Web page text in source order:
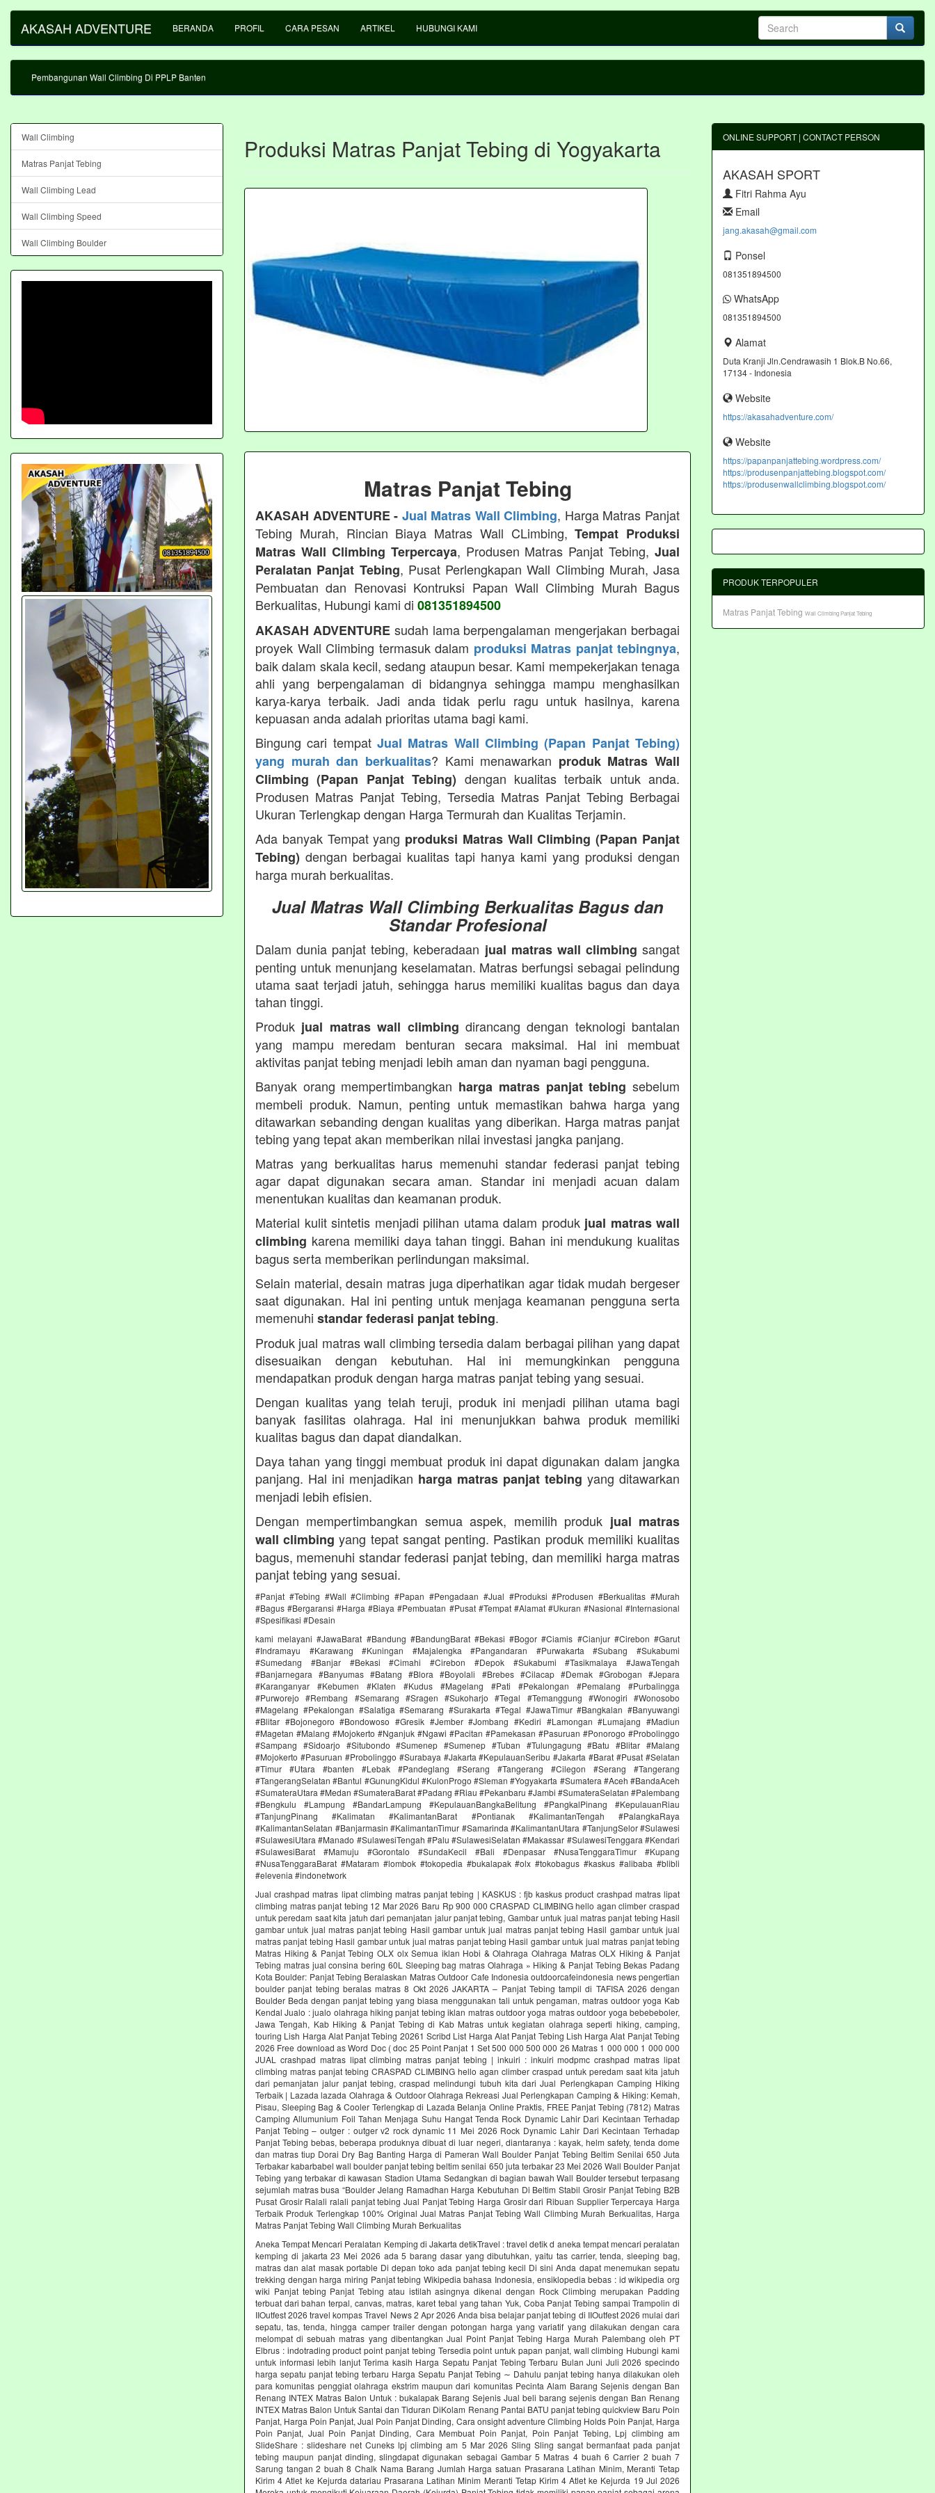
AKASAH ADVENTURE BERANDA PROFIL CARA PESAN ARTIKEL HUBUNGI KAMI
Pembangunan Wall Climbing Di PPLP Banten
Produksi Matras Panjat Tebing di Yogyakarta
Matras Panjat Tebing
AKASAH ADVENTURE - Jual Matras Wall Climbing, Harga Matras Panjat
Tebing Murah, Rincian Biaya Matras Wall CLimbing,Tempat Produksi
Matras Wall Climbing Terpercaya, Produsen Matras Panjat Tebing, Jual
Peralatan Panjat Tebing, Pusat Perlengkapan Wall Climbing Murah, Jasa
Pembuatan dan Renovasi Kontruksi Papan Wall Climbing Murah Bagus
Berkualitas, Hubungi kami di 081351894500
AKASAH ADVENTUREsudah lama berpengalaman mengerjakan berbagai
proyek Wall Climbing termasuk dalam produksi Matras panjat tebingnya,
baik dalam skala kecil, sedang ataupun besar. Kami mempekerjakan tenaga
ahli yang berpengalaman di bidangnya sehingga mampu menghasilkan
karya-karya terbaik. Jadi anda tidak perlu ragu untuk hasilnya, karena
kepuasan anda adalah prioritas utama bagi kami.
Bingung cari tempat Jual Matras Wall Climbing (Papan Panjat Tebing)
yang murah dan berkualitas? Kami menawarkan produk Matras Wall
Climbing (Papan Panjat Tebing) dengan kualitas terbaik untuk anda.
Produsen Matras Panjat Tebing, Tersedia Matras Panjat Tebing Berbagai
Ukuran Terlengkap dengan Harga Termurah dan Kualitas Terjamin.
Ada banyak Tempat yang produksi Matras Wall Climbing (Papan Panjat
Tebing) dengan berbagai kualitas tapi hanya kami yang produksi dengan
harga murah berkualitas.
Jual Matras Wall Climbing Berkualitas Bagus dan
Standar Profesional
Dalam dunia panjat tebing, keberadaan jual matras wall climbing sangat
penting untuk menunjang keselamatan. Matras berfungsi sebagai pelindung
utama saat terjadi jatuh, sehingga harus memiliki kualitas bagus dan daya
tahan tinggi.
Produk jual matras wall climbing dirancang dengan teknologi bantalan
yang mampu meredam benturan secara maksimal. Hal ini membuat
aktivitas panjat tebing menjadi lebih aman dan nyaman bagi pengguna.
Banyak orang mempertimbangkan harga matras panjat tebing sebelum
membeli produk. Namun, penting untuk memastikan bahwa harga yang
ditawarkan sebanding dengan kualitas yang diberikan. Harga matras panjat
tebing yang tepat akan memberikan nilai investasi jangka panjang.
Matras yang berkualitas harus memenuhi standar federasi panjat tebing
agar dapat digunakan secara aman. Standar ini menjadi acuan dalam
menentukan kualitas dan keamanan produk.
Material kulit sintetis menjadi pilihan utama dalam produk jual matras wall
climbing karena memiliki daya tahan tinggi. Bahan ini mendukung kualitas
bagus serta memberikan perlindungan maksimal.
Selain material, desain matras juga diperhatikan agar tidak mudah bergeser
saat digunakan. Hal ini penting untuk menjaga keamanan pengguna serta
memenuhi standar federasi panjat tebing.
Produk jual matras wall climbing tersedia dalam berbagai pilihan yang dapat
disesuaikan dengan kebutuhan. Hal ini memungkinkan pengguna
mendapatkan produk dengan harga matras panjat tebing yang sesuai.
Dengan kualitas yang telah teruji, produk ini menjadi pilihan utama bagi
banyak fasilitas olahraga. Hal ini menunjukkan bahwa produk memiliki
kualitas bagus dan dapat diandalkan.
Daya tahan yang tinggi membuat produk ini dapat digunakan dalam jangka
panjang. Hal ini menjadikan harga matras panjat tebing yang ditawarkan
menjadi lebih efisien.
Dengan mempertimbangkan semua aspek, memilih produk jual matras
wall climbing yang tepat sangat penting. Pastikan produk memiliki kualitas
bagus, memenuhi standar federasi panjat tebing, dan memiliki harga matras
panjat tebing yang sesuai.
#Panjat #Tebing #Wall #Climbing #Papan #Pengadaan #Jual #Produksi #Produsen #Berkualitas #Murah
#Bagus #Bergaransi #Harga #Biaya #Pembuatan #Pusat #Tempat #Alamat #Ukuran #Nasional #Internasional
#Spesifikasi #Desain
kami melayani #JawaBarat #Bandung #BandungBarat #Bekasi #Bogor #Ciamis #Cianjur #Cirebon #Garut
#Indramayu #Karawang #Kuningan #Majalengka #Pangandaran #Purwakarta #Subang #Sukabumi
#Sumedang #Banjar #Bekasi #Cimahi #Cirebon #Depok #Sukabumi #Tasikmalaya #JawaTengah
#Banjarnegara #Banyumas #Batang #Blora #Boyolali #Brebes #Cilacap #Demak #Grobogan #Jepara
#Karanganyar #Kebumen #Klaten #Kudus #Magelang #Pati #Pekalongan #Pemalang #Purbalingga
#Purworejo #Rembang #Semarang #Sragen #Sukoharjo #Tegal #Temanggung #Wonogiri #Wonosobo
#Magelang #Pekalongan #Salatiga #Semarang #Surakarta #Tegal #JawaTimur #Bangkalan #Banyuwangi
#Blitar #Bojonegoro #Bondowoso #Gresik #Jember #Jombang #Kediri #Lamongan #Lumajang #Madiun
#Magetan #Malang #Mojokerto #Nganjuk #Ngawi #Pacitan #Pamekasan #Pasuruan #Ponorogo #Probolinggo
#Sampang #Sidoarjo #Situbondo #Sumenep #Sumenep #Tuban #Tulungagung #Batu #Blitar #Malang
#Mojokerto #Pasuruan #Probolinggo #Surabaya #Jakarta #KepulauanSeribu #Jakarta #Barat #Pusat #Selatan
#Timur #Utara #banten #Lebak #Pandeglang #Serang #Tangerang #Cilegon #Serang #Tangerang
#TangerangSelatan #Bantul #GunungKidul #KulonProgo #Sleman #Yogyakarta #Sumatera #Aceh #BandaAceh
#SumateraUtara #Medan #SumateraBarat #Padang #Riau #Pekanbaru #Jambi #SumateraSelatan #Palembang
#Bengkulu #Lampung #BandarLampung #KepulauanBangkaBelitung #PangkalPinang #KepulauanRiau
#TanjungPinang #Kalimatan #KalimantanBarat #Pontianak #KalimantanTengah #PalangkaRaya
#KalimantanSelatan #Banjarmasin #KalimantanTimur #Samarinda #KalimantanUtara #TanjungSelor #Sulawesi
#SulawesiUtara #Manado #SulawesiTengah #Palu #SulawesiSelatan #Makassar #SulawesiTenggara #Kendari
#SulawesiBarat #Mamuju #Gorontalo #SundaKecil #Bali #Denpasar #NusaTenggaraTimur #Kupang
#NusaTenggaraBarat #Mataram #lombok #tokopedia #bukalapak #olx #tokobagus #kaskus #alibaba #blibli
#elevenia #indonetwork
Jual crashpad matras lipat climbing matras panjat tebing | KASKUS : fjb kaskus product crashpad matras lipat
climbing matras panjat tebing 12 Mar 2026 Baru Rp 900 000 CRASPAD CLIMBING hello agan climber craspad
untuk peredam saat kita jatuh dari pemanjatan jalur panjat tebing, Gambar untuk jual matras panjat tebing Hasil
gambar untuk jual matras panjat tebing Hasil gambar untuk jual matras panjat tebing Hasil gambar untuk jual
matras panjat tebing Hasil gambar untuk jual matras panjat tebing Hasil gambar untuk jual matras panjat tebing
Matras Hiking & Panjat Tebing OLX olx Semua iklan Hobi & Olahraga Olahraga Matras OLX Hiking & Panjat
Tebing matras jual consina bering 60L Sleeping bag matras Olahraga » Hiking & Panjat Tebing Bekas Padang
Kota Boulder: Panjat Tebing Beralaskan Matras Outdoor Cafe Indonesia outdoorcafeindonesia news pengertian
boulder panjat tebing beralas matras 8 Okt 2026 JAKARTA – Panjat Tebing tampil di TAFISA 2026 dengan
Boulder Beda dengan panjat tebing yang biasa menggunakan tali untuk pengaman, matras outdoor yoga Kab
Kendal Jualo : jualo olahraga hiking panjat tebing iklan matras outdoor yoga matras outdoor yoga bebebeboler,
Jawa Tengah, Kab Hiking & Panjat Tebing di Kab Matras untuk kegiatan olahraga seperti hiking, camping,
touring Lish Harga Alat Panjat Tebing 20261 Scribd List Harga Alat Panjat Tebing Lish Harga Alat Panjat Tebing
2026 Free download as Word Doc ( doc 25 Point Panjat 1 Set 500 000 500 000 26 Matras 1 000 000 1 000 000
JUAL crashpad matras lipat climbing matras panjat tebing | inkuiri : inkuiri modpmc crashpad matras lipat
climbing matras panjat tebing CRASPAD CLIMBING hello agan climber craspad untuk peredam saat kita jatuh
dari pemanjatan jalur panjat tebing, craspad melindungi tubuh kita dari Jual Perlengkapan Camping Hiking
Terbaik | Lazada lazada Olahraga & Outdoor Olahraga Rekreasi Jual Perlengkapan Camping & Hiking: Kemah,
Pisau, Sleeping Bag & Cooler Terlengkap di Lazada Belanja Online Praktis, FREE Panjat Tebing (7812) Matras
Camping Allumunium Foil Tahan Menjaga Suhu Hangat Tenda Rock Dynamic Lahir Dari Kecintaan Terhadap
Panjat Tebing – outger : outger v2 rock dynamic 11 Mei 2026 Rock Dynamic Lahir Dari Kecintaan Terhadap
Panjat Tebing bebas, beberapa produknya dibuat di luar negeri, diantaranya : kayak, helm safety, tenda dome
dan matras tiup Dorai Dry Bag Banting Harga di Pameran Wall Boulder Panjat Tebing Beltim Senilai 650 Juta
Terbakar kabarbabel wall boulder panjat tebing beltim senilai 650 juta terbakar 23 Mei 2026 Wall Boulder Panjat
Tebing yang terbakar di kawasan Stadion Utama Sedangkan di bagian bawah Wall Boulder tersebut terpasang
sejumlah matras busa “Boulder Jelang Ramadhan Harga Kebutuhan Di Beltim Stabil Grosir Panjat Tebing B2B
Pusat Grosir Ralali‎ ralali panjat tebing‎ Jual Panjat Tebing Harga Grosir dari Ribuan Supplier Terpercaya Harga
Terbaik Produk Terlengkap 100% Original Jual Matras Panjat Tebing Wall Climbing Murah Berkualitas, Harga
Matras Panjat Tebing Wall Climbing Murah Berkualitas
Aneka Tempat Mencari Peralatan Kemping di Jakarta detikTravel : travel detik d aneka tempat mencari peralatan
kemping di jakarta 23 Mei 2026 ada 5 barang dasar yang dibutuhkan, yaitu tas carrier, tenda, sleeping bag,
matras dan alat masak portable Di depan toko ada panjat tebing kecil Di sini Anda dapat menemukan sepatu
trekking dengan harga miring Panjat tebing Wikipedia bahasa Indonesia, ensiklopedia bebas : id wikipedia org
wiki Panjat tebing Panjat Tebing atau istilah asingnya dikenal dengan Rock Climbing merupakan Padding
terbuat dari bahan terpal, canvas, matras, karet tebal yang tahan Yuk, Coba Panjat Tebing sampai Trampolin di
IIOutfest 2026 travel kompas Travel News 2 Apr 2026 Anda bisa belajar panjat tebing di IIOutfest 2026 mulai dari
sepatu, tas, tenda, hingga camper trailer dengan potongan harga yang variatif yang dilakukan dengan cara
melompat di sebuah matras yang dibentangkan Jual Point Panjat Tebing Harga Murah Palembang oleh PT
Elbrus : indotrading product point panjat tebing Tersedia point untuk papan panjat, wall climbing Hubungi kami
untuk informasi lebih lanjut Terima kasih Harga Sepatu Panjat Tebing Terbaru Bulan Juni Juli 2026 specindo
harga sepatu panjat tebing terbaru Harga Sepatu Panjat Tebing ∼ Dahulu panjat tebing hanya dilakukan oleh
para komunitas penggiat olahraga ekstrim maupun dari komunitas Pecinta Alam Barang Sejenis dengan Ban
Renang INTEX Matras Balon Untuk : bukalapak Barang Sejenis Jual beli barang sejenis dengan Ban Renang
INTEX Matras Balon Untuk Santai dan Tiduran DiKolam Renang Pantai BATU panjat tebing quickview Baru Poin
Panjat, Harga Poin Panjat, Jual Poin Panjat Dinding, Cara onsight adventure Climbing Holds Poin Panjat, Harga
Poin Panjat, Jual Poin Panjat Dinding, Cara Membuat Poin Panjat, Poin Panjat Tebing, Lpj climbing am
SlideShare : slideshare net Cuneks lpj climbing am 5 Mar 2026 Sling Sling sangat bermanfaat pada panjat
tebing maupun panjat dinding, slingdapat digunakan sebagai Gambar 5 Matras 4 buah 6 Carrier 2 buah 7
Sarung tangan 2 buah 8 Chalk Nama Barang Jumlah Harga satuan Prasarana Latihan Minim, Meranti Tetap
Kirim 4 Atlet ke Kejurda datariau Prasarana Latihan Minim Meranti Tetap Kirim 4 Atlet ke Kejurda 19 Jul 2026
Wall Climbing
Matras Panjat Tebing
Wall Climbing Lead
Wall Climbing Speed
Wall Climbing Boulder
ONLINE SUPPORT | CONTACT PERSON
AKASAH SPORT
Fitri Rahma Ayu
Email
jang.akasah@gmail.com
Ponsel
081351894500
WhatsApp
081351894500
Alamat
Duta Kranji Jln.Cendrawasih 1 Blok.B No.66,
17134 - Indonesia
Website
https://akasahadventure.com/
Website
https://papanpanjattebing.wordpress.com/
https://produsenpanjattebing.blogspot.com/
https://produsenwallclimbing.blogspot.com/
PRODUK TERPOPULER
Matras Panjat Tebing Wall Climbing Panjat Tebing